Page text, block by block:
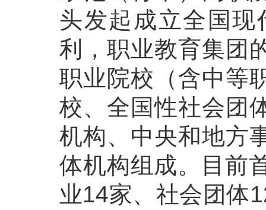
头发起成立全国
利，职业教育集团
职业院校（含中等
校、全国性社会团
机构、中央和地方
体机构组成。目前
业14家、社会团体